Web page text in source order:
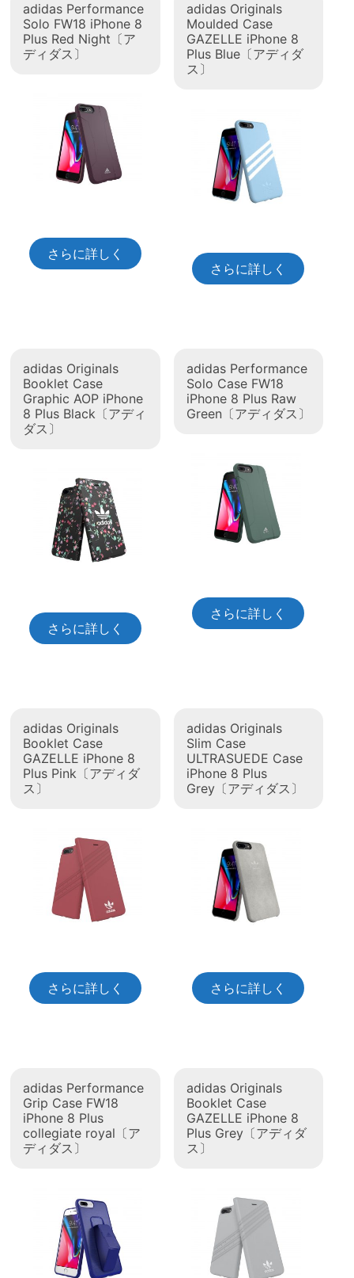
adidas Performance
Solo FW18 iPhone 8
Plus Red Night〔ア
ディダス〕
さらに詳しく
adidas Originals
Moulded Case
GAZELLE iPhone 8
Plus Blue〔アディダ
ス〕
さらに詳しく
adidas Originals
Booklet Case
Graphic AOP iPhone
8 Plus Black〔アディ
ダス〕
さらに詳しく
adidas Performance
Solo Case FW18
iPhone 8 Plus Raw
Green〔アディダス〕
さらに詳しく
adidas Originals
Booklet Case
GAZELLE iPhone 8
Plus Pink〔アディダ
ス〕
さらに詳しく
adidas Originals
Slim Case
ULTRASUEDE Case
iPhone 8 Plus
Grey〔アディダス〕
さらに詳しく
adidas Performance
Grip Case FW18
iPhone 8 Plus
collegiate royal〔ア
ディダス〕
adidas Originals
Booklet Case
GAZELLE iPhone 8
Plus Grey〔アディダ
ス〕